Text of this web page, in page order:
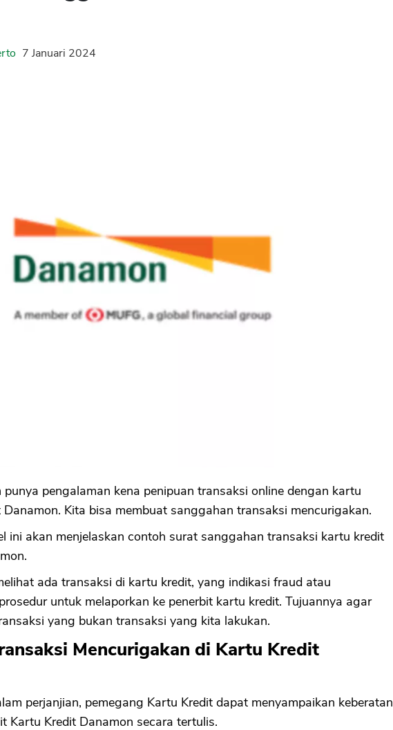
7 Januari 2024
punya pengalaman kena penipuan transaksi online dengan kartu
Danamon. Kita bisa membuat sanggahan transaksi mencurigakan.
ini akan menjelaskan contoh surat sanggahan transaksi kartu kredit
ada transaksi di kartu kredit, yang indikasi fraud atau
untuk melaporkan ke penerbit kartu kredit. Tujuannya agar
yang bukan transaksi yang kita lakukan.
Mencurigakan di Kartu Kredit
perjanjian, pemegang Kartu Kredit dapat menyampaikan keberatan
Kartu Kredit Danamon secara tertulis.